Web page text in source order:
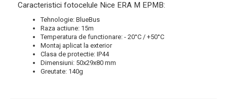
Caracteristici fotocelule Nice ERA M EPMB:
Tehnologie: BlueBus
Raza actiune: 15m
Temperatura de functionare: - 20°C / +50°C
Montaj aplicat la exterior
Clasa de protectie: IP44
Dimensiuni: 50x29x80 mm
Greutate: 140g